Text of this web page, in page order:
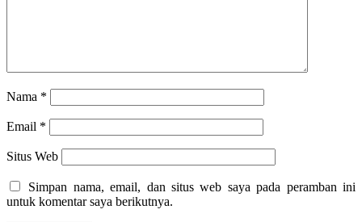
Nama *
Email *
Situs Web
Simpan nama, email, dan situs web saya pada peramban ini
untuk komentar saya berikutnya.